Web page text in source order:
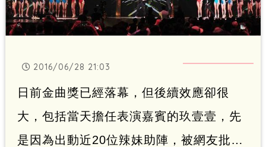
2016/06/28 21:03
日前金曲獎已經落幕，但後續效應卻很
大，包括當天擔任表演嘉賓的玖壹壹，先
是因為出動近20位辣妹助陣，被網友批拉